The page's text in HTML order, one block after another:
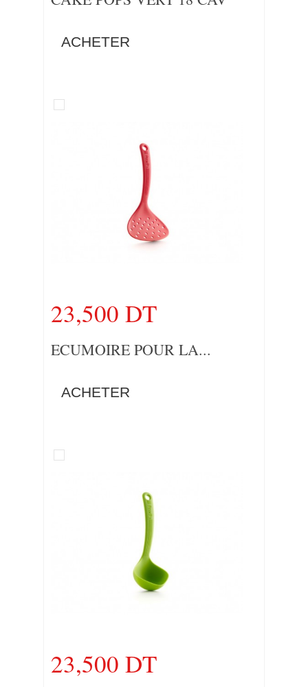
ACHETER
23,500 DT
ECUMOIRE POUR LA...
ACHETER
23,500 DT